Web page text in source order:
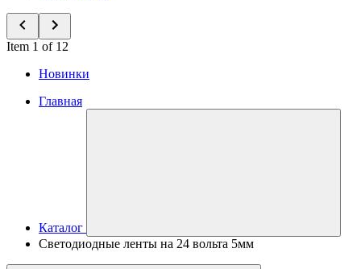
Item 1 of 12
Новинки
Главная
Каталог
Светодиодные ленты на 24 вольта 5мм